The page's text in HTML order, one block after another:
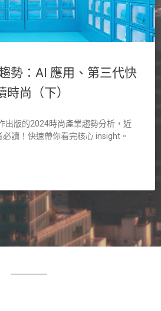
勢：AI 應用、第三代快
尚（下）
出版的2024時尚產業趨勢分析，近
讀！快速帶你看完核心 insight。